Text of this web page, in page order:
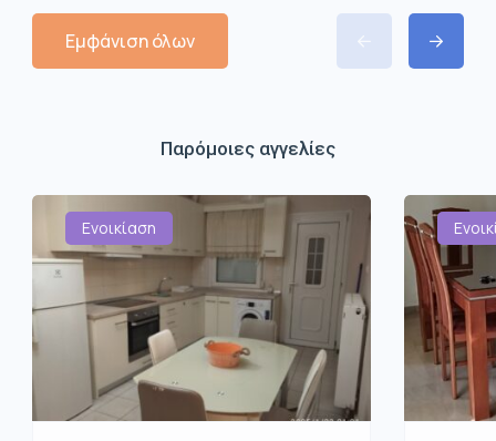
Εμφάνιση όλων
Παρόμοιες αγγελίες
Ενοικίαση